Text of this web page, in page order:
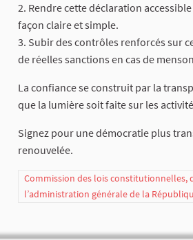
2. Rendre cette déclaration
façon claire et simple.
3. Subir des contrôles renforcés sur
de réelles sanctions en cas de
La confiance se construit par la
que la lumière soit faite sur les
Signez pour une démocratie plus
renouvelée.
Commission des lois constitutionnelles,
l’administration générale de la